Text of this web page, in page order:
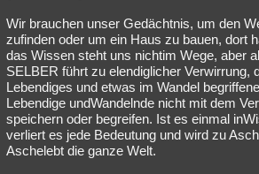
Wir brauchen unser Gedächtnis, um den
zufinden oder um ein Haus zu bauen, dort
das Wissen steht uns nichtim Wege, aber
SELBER führt zu elendiglicher Verwirrung,
Lebendiges und etwas im Wandel
Lebendige undWandelnde nicht mit dem
speichern oder begreifen. Ist es einmal
verliert es jede Bedeutung und wird zu
Aschelebt die ganze Welt.